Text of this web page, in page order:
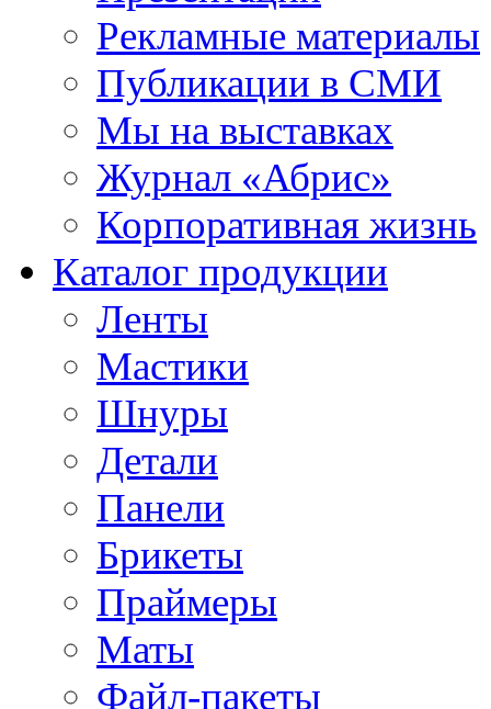
Рекламные материалы
Публикации в СМИ
Мы на выставках
Журнал «Абрис»
Корпоративная жизнь
Каталог продукции
Ленты
Мастики
Шнуры
Детали
Панели
Брикеты
Праймеры
Маты
Файл-пакеты